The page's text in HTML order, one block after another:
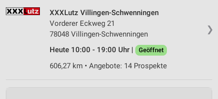
❯
XXXLutz Villingen-Schwenningen
Vorderer Eckweg 21
78048 Villingen-Schwenningen
Heute 10:00 - 19:00 Uhr |
Geöffnet
606,27 km • Angebote: 14 Prospekte